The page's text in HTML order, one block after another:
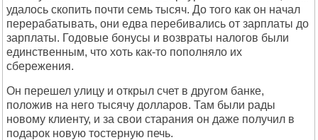
удалось скопить почти семь тысяч. До того как он начал
перерабатывать, они едва перебивались от зарплаты до
зарплаты. Годовые бонусы и возвраты налогов были
единственным, что хоть как-то пополняло их
сбережения.
Он перешел улицу и открыл счет в другом банке,
положив на него тысячу долларов. Там были рады
новому клиенту, и за свои старания он даже получил в
подарок новую тостерную печь.